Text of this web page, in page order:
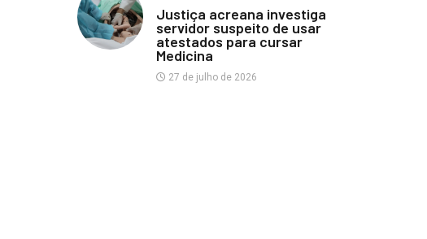
Justiça acreana investiga
servidor suspeito de usar
atestados para cursar
Medicina
27 de julho de 2026